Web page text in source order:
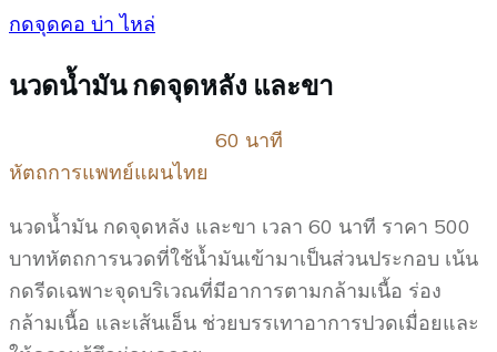
กดจุดคอ บ่า ไหล่
นวดน้ำมัน กดจุดหลัง และขา
60 นาที
หัตถการแพทย์แผนไทย
นวดน้ำมัน กดจุดหลัง และขา เวลา 60 นาที ราคา 500
บาทหัตถการนวดที่ใช้น้ำมันเข้ามาเป็นส่วนประกอบ เน้น
กดรีดเฉพาะจุดบริเวณที่มีอาการตามกล้ามเนื้อ ร่อง
กล้ามเนื้อ และเส้นเอ็น ช่วยบรรเทาอาการปวดเมื่อยและ